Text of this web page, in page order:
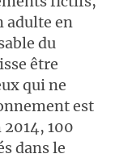
adulte en
du
être
qui ne
est
100
dans le